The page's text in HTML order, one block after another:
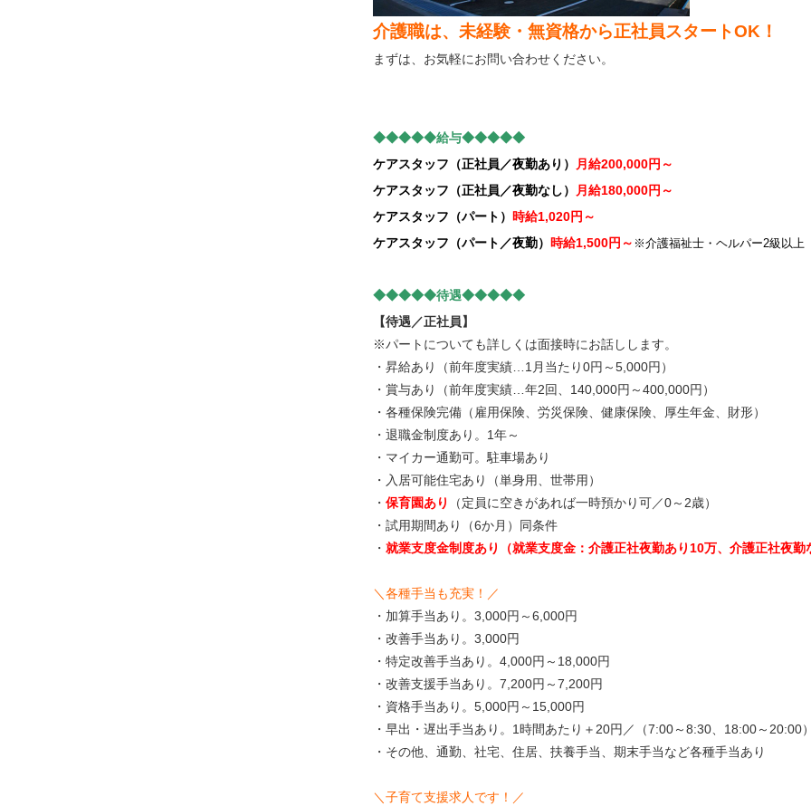
介護職は、未経験・無資格から正社員スタートOK！
まずは、お気軽にお問い合わせください。
◆◆◆◆◆給与◆◆◆◆◆
ケアスタッフ（正社員／夜勤あり）
月給200,000円～
ケアスタッフ（正社員／夜勤なし）
月給180,000円～
ケアスタッフ（パート） 時給1,020円～
ケアスタッフ（パート／夜勤） 時給1,500円～ ※介護福祉士・ヘルパー2級以上
◆◆◆◆◆待遇◆◆◆◆◆
【待遇／正社員】
※パートについても詳しくは面接時にお話しします。
・昇給あり（前年度実績…1月当たり0円～5,000円）
・賞与あり（前年度実績…年2回、140,000円～400,000円）
・各種保険完備（雇用保険、労災保険、健康保険、厚生年金、財形）
・退職金制度あり。1年～
・マイカー通勤可。駐車場あり
・入居可能住宅あり（単身用、世帯用）
・ 保育園あり
（定員に空きがあれば一時預かり可／0～2歳）
・試用期間あり（6か月）同条件
・ 就業支度金制度あり（就業支度金：介護正社夜勤あり10万、介護正社夜勤
＼各種手当も充実！／
・加算手当あり。3,000円～6,000円
・改善手当あり。3,000円
・特定改善手当あり。4,000円～18,000円
・改善支援手当あり。7,200円～7,200円
・資格手当あり。5,000円～15,000円
・早出・遅出手当あり。1時間あたり＋20円／（7:00～8:30、18:00～20:00）
・その他、通勤、社宅、住居、扶養手当、期末手当など各種手当あり
＼子育て支援求人です！／